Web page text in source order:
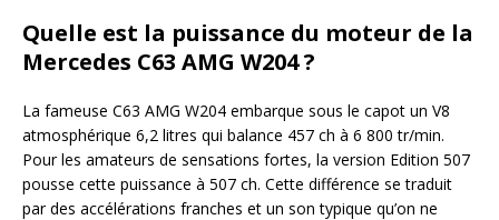
Quelle est la puissance du moteur de la
Mercedes C63 AMG W204 ?
La fameuse C63 AMG W204 embarque sous le capot un V8
atmosphérique 6,2 litres qui balance 457 ch à 6 800 tr/min.
Pour les amateurs de sensations fortes, la version Edition 507
pousse cette puissance à 507 ch. Cette différence se traduit
par des accélérations franches et un son typique qu’on ne